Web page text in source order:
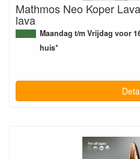
Mathmos Neo Koper
lava
Maandag t/m Vrijdag voor
huis*